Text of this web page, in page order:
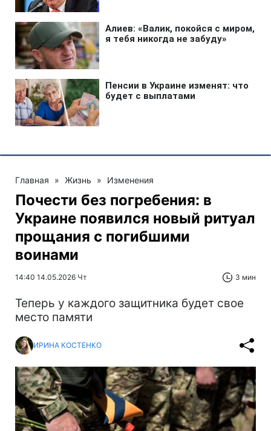
Главная » Жизнь » Изменения
Почести без погребения: в
Украине появился новый ритуал
прощания с погибшими
воинами
14:40 14.05.2026 Чт 3 мин
Теперь у каждого защитника будет свое
место памяти
ИРИНА КОСТЕНКО